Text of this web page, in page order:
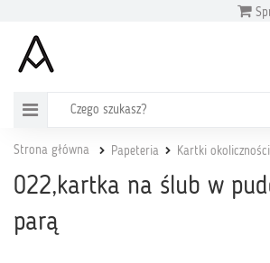
Strona główna Papeteria Kartki
022,kartka na ślub w
parą